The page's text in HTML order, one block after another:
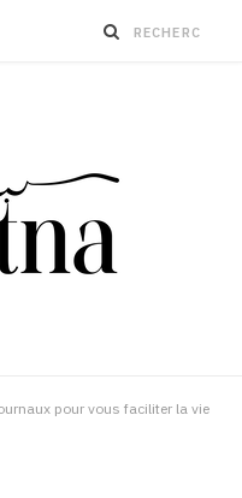
pour vous faciliter la vie